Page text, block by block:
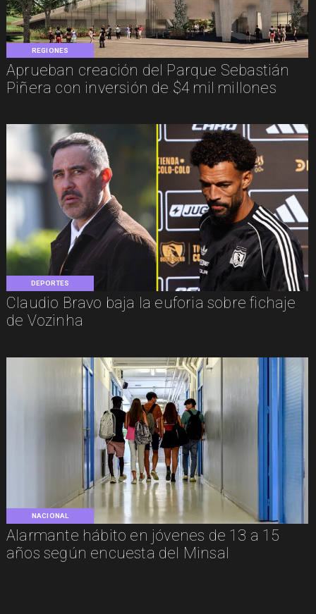
REGIONES
Aprueban creación del Parque Sebastián
Piñera con inversión de $4 mil millones
DEPORTES
Claudio Bravo baja la euforia sobre fichaje
de Vozinha
NACIONAL
Alarmante hábito en jóvenes de 13 a 15
años según encuesta del Minsal